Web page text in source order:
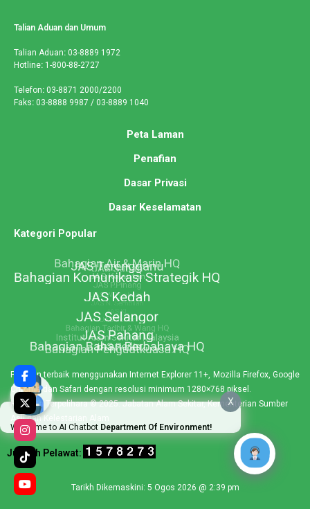
Talian Aduan dan Umum
Talian Aduan: 03-8889 1972
Hotline: 1-800-88-2727
Telefon: 03-8871 2000/2200
Faks: 03-8888 9987 / 03-8889 1040
Peta Laman
Penafian
Dasar Privasi
Dasar Keselamatan
Kategori Popular
Paparan terbaik menggunakan Internet Explorer 11+, Mozilla Firefox, Google
Chrome dan Safari dengan resolusi minimum 1280×768 piksel.
Hakcipta Terpelihara © 2025. Jabatan Alam Sekitar, Kementerian Sumber
Asli dan Kelestarian Alam
Jumlah Pelawat:
Tarikh Dikemaskini: 5 Ogos 2026 @ 2:39 pm
X
Welcome to AI Chatbot Department Of Environment!